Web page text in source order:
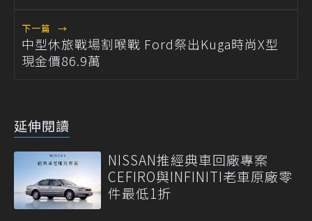
下一篇 →
中型休旅戰場割喉戰 Ford祭出Kuga時尚X型
現金價86.9萬
延伸閱讀
NISSAN推經典車回廠專案
CEFIRO與INFINITI老車原廠零
件最低1折